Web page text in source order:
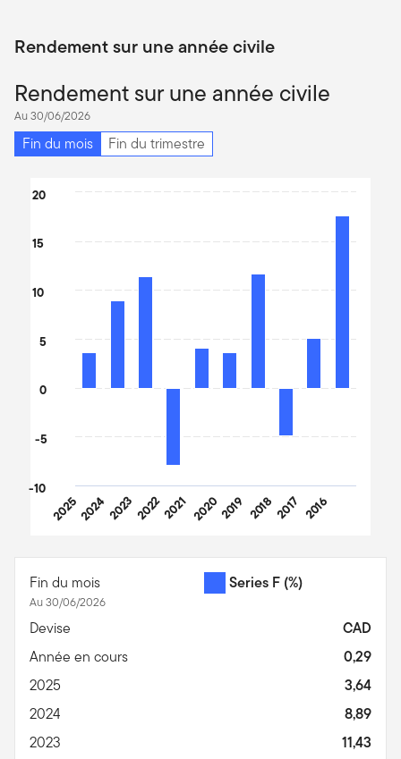
Rendement sur une année civile
Rendement sur une année civile
Au 30/06/2026
Fin du mois Fin du trimestre
The chart has 1 X axis displaying categories.
20252024202320222021 20202019 20182017 2016
-10
-5
0
5
10
15
20
Fin du mois
Au 30/06/2026
Series F (%)
Devise
CAD
Année en cours
0,29
2025
3,64
2024
8,89
2023
11,43